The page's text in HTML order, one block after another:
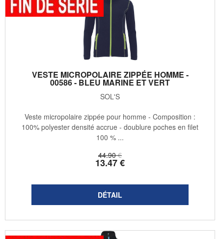
VESTE MICROPOLAIRE ZIPPÉE HOMME -
00586 - BLEU MARINE ET VERT
SOL'S
44.90 €
13.47€
Veste micropolaire zippée pour homme - Composition :
100% polyester densité accrue - doublure poches en filet
100 % ...